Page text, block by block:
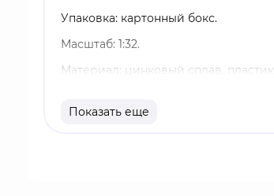
Упаковка: картонный бокс.
Масштаб: 1:32.
Материал: цинковый сплав, пластик.
Бренд: Jada Toys.
Показать еще